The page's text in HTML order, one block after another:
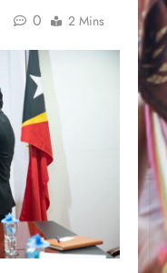
0 2 Mins